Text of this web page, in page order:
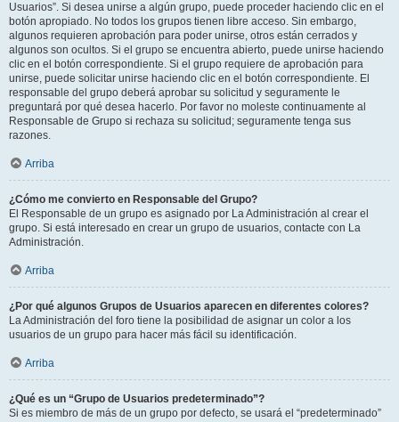
Usuarios”. Si desea unirse a algún grupo, puede proceder haciendo clic en el
botón apropiado. No todos los grupos tienen libre acceso. Sin embargo,
algunos requieren aprobación para poder unirse, otros están cerrados y
algunos son ocultos. Si el grupo se encuentra abierto, puede unirse haciendo
clic en el botón correspondiente. Si el grupo requiere de aprobación para
unirse, puede solicitar unirse haciendo clic en el botón correspondiente. El
responsable del grupo deberá aprobar su solicitud y seguramente le
preguntará por qué desea hacerlo. Por favor no moleste continuamente al
Responsable de Grupo si rechaza su solicitud; seguramente tenga sus
razones.
Arriba
¿Cómo me convierto en Responsable del Grupo?
El Responsable de un grupo es asignado por La Administración al crear el
grupo. Si está interesado en crear un grupo de usuarios, contacte con La
Administración.
Arriba
¿Por qué algunos Grupos de Usuarios aparecen en diferentes colores?
La Administración del foro tiene la posibilidad de asignar un color a los
usuarios de un grupo para hacer más fácil su identificación.
Arriba
¿Qué es un “Grupo de Usuarios predeterminado”?
Si es miembro de más de un grupo por defecto, se usará el “predeterminado”